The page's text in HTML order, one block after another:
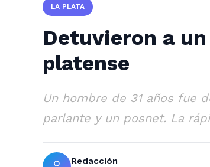
LA PLATA
Detuvieron a
platense
Un hombre de 31 años fue
parlante y un posnet. La
Redacción